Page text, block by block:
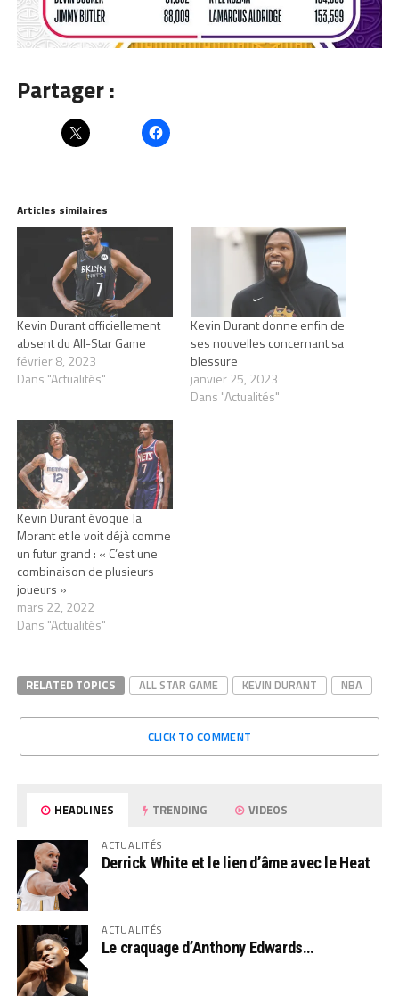
Partager :
Articles similaires
Kevin Durant officiellement
absent du All-Star Game
février 8, 2023
Dans "Actualités"
Kevin Durant donne enfin de
ses nouvelles concernant sa
blessure
janvier 25, 2023
Dans "Actualités"
Kevin Durant évoque Ja
Morant et le voit déjà comme
un futur grand : « C’est une
combinaison de plusieurs
joueurs »
mars 22, 2022
Dans "Actualités"
RELATED TOPICS ALL STAR GAME KEVIN DURANT NBA
CLICK TO COMMENT
HEADLINES TRENDING VIDEOS
ACTUALITÉS
Derrick White et le lien d’âme avec le Heat
ACTUALITÉS
Le craquage d’Anthony Edwards…